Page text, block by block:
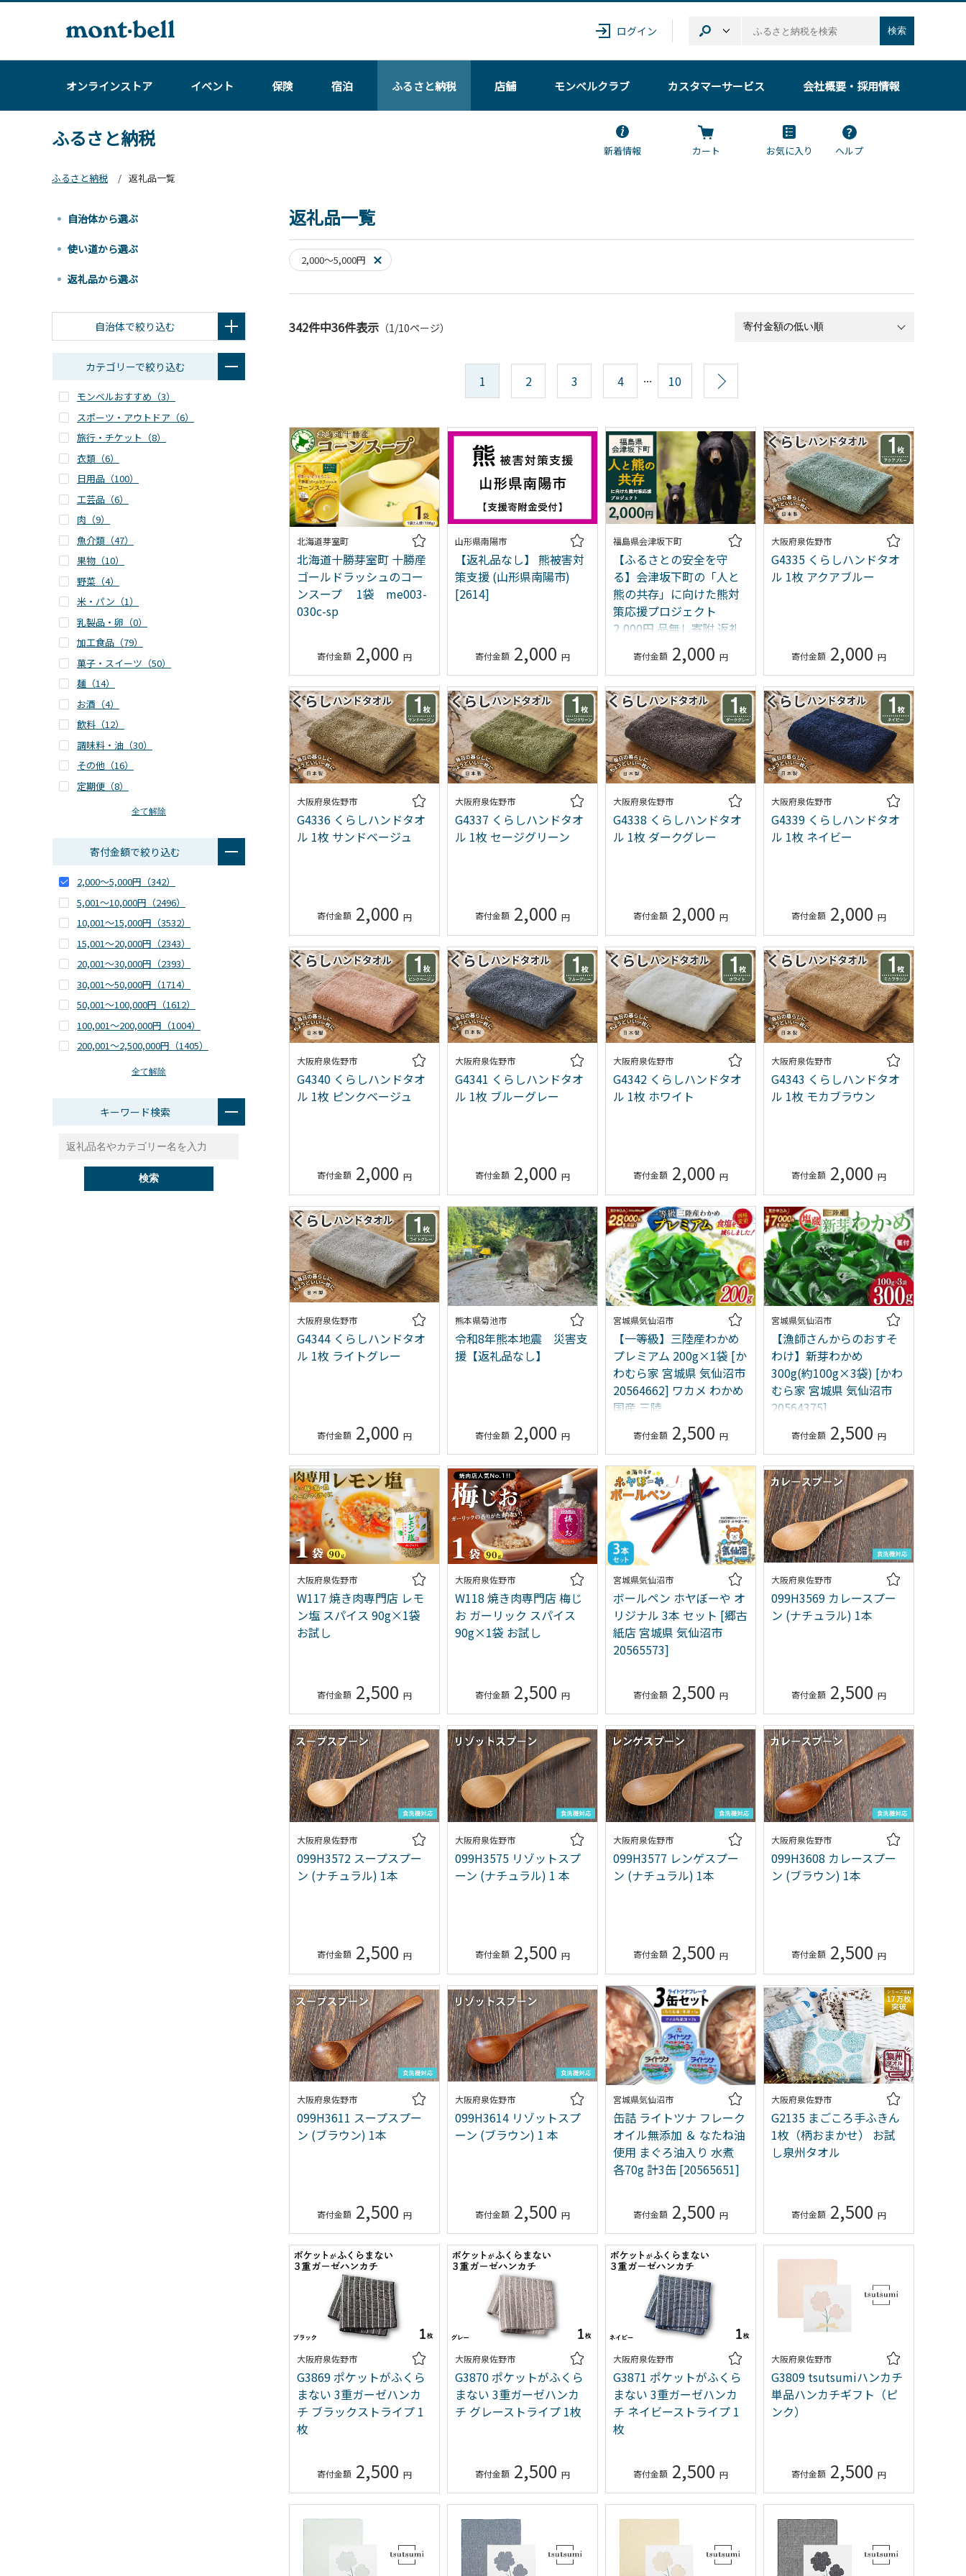
ログイン 検索
オンラインストア イベント 保険 宿泊 ふるさと納税 店舗 モンベルクラブ カスタマーサービス 会社概要・採用情報
ふるさと納税
新着情報 カート お気に入り
ヘルプ
ふるさと納税
返礼品一覧
返礼品一覧
2,000～5,000円
342件中36件表示 （1/10ページ）
1 2 3 4 ... 10
北海道芽室町
北海道十勝芽室町 十勝産
ゴールドラッシュのコー
ンスープ 1袋 me003-
030c-sp
2,000
山形県南陽市
【返礼品なし】 熊被害対
策支援 (山形県南陽市)
[2614]
2,000
福島県会津坂下町
【ふるさとの安全を守
る】会津坂下町の「人と
熊の共存」に向けた熊対
策応援プロジェクト
2,000円 品無し寄附 返礼
2,000
大阪府泉佐野市
G4335 くらしハンドタオ
ル 1枚 アクアブルー
2,000
大阪府泉佐野市
G4336 くらしハンドタオ
ル 1枚 サンドベージュ
2,000
大阪府泉佐野市
G4337 くらしハンドタオ
ル 1枚 セージグリーン
2,000
大阪府泉佐野市
G4338 くらしハンドタオ
ル 1枚 ダークグレー
2,000
大阪府泉佐野市
G4339 くらしハンドタオ
ル 1枚 ネイビー
2,000
大阪府泉佐野市
G4340 くらしハンドタオ
ル 1枚 ピンクベージュ
2,000
大阪府泉佐野市
G4341 くらしハンドタオ
ル 1枚 ブルーグレー
2,000
大阪府泉佐野市
G4342 くらしハンドタオ
ル 1枚 ホワイト
2,000
大阪府泉佐野市
G4343 くらしハンドタオ
ル 1枚 モカブラウン
2,000
大阪府泉佐野市
G4344 くらしハンドタオ
ル 1枚 ライトグレー
2,000
熊本県菊池市
令和8年熊本地震 災害支
援【返礼品なし】
2,000
宮城県気仙沼市
【一等級】三陸産わかめ
プレミアム 200g×1袋 [か
わむら家 宮城県 気仙沼市
20564662] ワカメ わかめ
国産 三陸
2,500
宮城県気仙沼市
【漁師さんからのおすそ
わけ】新芽わかめ
300g(約100g×3袋) [かわ
むら家 宮城県 気仙沼市
20564375]
2,500
大阪府泉佐野市
W117 焼き肉専門店 レモ
ン塩 スパイス 90g×1袋
お試し
2,500
大阪府泉佐野市
W118 焼き肉専門店 梅じ
お ガーリック スパイス
90g×1袋 お試し
2,500
宮城県気仙沼市
ボールペン ホヤぼーや オ
リジナル 3本 セット [郷古
紙店 宮城県 気仙沼市
20565573]
2,500
大阪府泉佐野市
099H3569 カレースプー
ン (ナチュラル) 1本
2,500
大阪府泉佐野市
099H3572 スープスプー
ン (ナチュラル) 1本
2,500
大阪府泉佐野市
099H3575 リゾットスプ
ーン (ナチュラル) 1 本
2,500
大阪府泉佐野市
099H3577 レンゲスプー
ン (ナチュラル) 1本
2,500
大阪府泉佐野市
099H3608 カレースプー
ン (ブラウン) 1本
2,500
大阪府泉佐野市
099H3611 スープスプー
ン (ブラウン) 1本
2,500
大阪府泉佐野市
099H3614 リゾットスプ
ーン (ブラウン) 1 本
2,500
宮城県気仙沼市
缶詰 ライトツナ フレーク
オイル無添加 ＆ なたね油
使用 まぐろ油入り 水煮
各70g 計3缶 [20565651]
2,500
大阪府泉佐野市
G2135 まごころ手ふきん
1枚（柄おまかせ） お試
し泉州タオル
2,500
大阪府泉佐野市
G3869 ポケットがふくら
まない 3重ガーゼハンカ
チ ブラックストライプ 1
枚
2,500
大阪府泉佐野市
G3870 ポケットがふくら
まない 3重ガーゼハンカ
チ グレーストライプ 1枚
2,500
大阪府泉佐野市
G3871 ポケットがふくら
まない 3重ガーゼハンカ
チ ネイビーストライプ 1
枚
2,500
大阪府泉佐野市
G3809 tsutsumiハンカチ
単品ハンカチギフト（ピ
ンク）
2,500
自治体から選ぶ
使い道から選ぶ
返礼品から選ぶ
自治体で絞り込む
カテゴリーで絞り込む
モンベルおすすめ（3）
スポーツ・アウトドア（6）
旅行・チケット（8）
衣類（6）
日用品（100）
工芸品（6）
肉（9）
魚介類（47）
果物（10）
野菜（4）
米・パン（1）
乳製品・卵（0）
加工食品（79）
菓子・スイーツ（50）
麺（14）
お酒（4）
飲料（12）
調味料・油（30）
その他（16）
定期便（8）
全て解除
寄付金額で絞り込む
2,000～5,000円（342）
5,001～10,000円（2496）
10,001～15,000円（3532）
15,001～20,000円（2343）
20,001～30,000円（2393）
30,001～50,000円（1714）
50,001～100,000円（1612）
100,001～200,000円（1004）
200,001～2,500,000円（1405）
全て解除
キーワード検索
検索